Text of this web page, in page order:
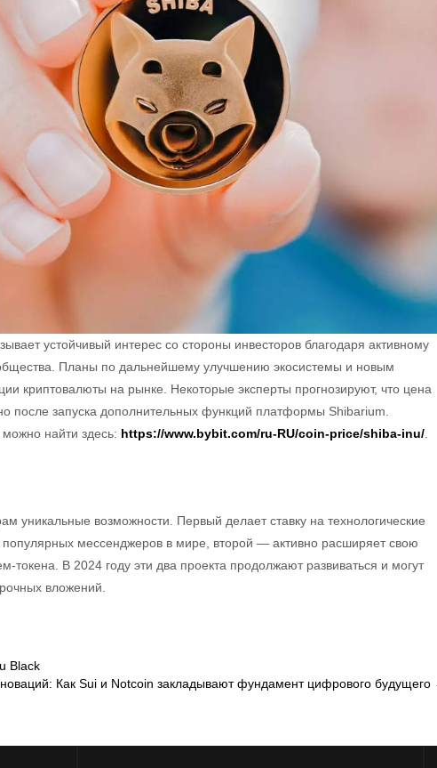
устойчивый интерес со стороны инвесторов благодаря активному
Планы по дальнейшему улучшению экосистемы и новым
криптовалюты на рынке. Некоторые эксперты прогнозируют, что цена
после запуска дополнительных функций платформы Shibarium.
найти здесь: https://www.bybit.com/ru-RU/coin-price/shiba-inu/
уникальные возможности. Первый делает ставку на технологические
мессенджеров в мире, второй — активно расширяет свою
токена. В 2024 году эти два проекта продолжают развиваться и могут
вложений.
Black
Как Sui и Notcoin закладывают фундамент цифрового будущего